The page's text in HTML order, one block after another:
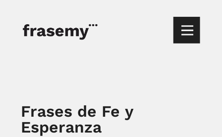
Frases de Fe y
Esperanza